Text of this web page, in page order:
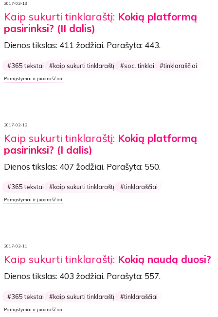
2017-02-13
Kaip sukurti tinklaraštį: Kokią platformą
pasirinksi? (II dalis)
Dienos tikslas: 411 žodžiai. Parašyta: 443.
365 tekstai kaip sukurti tinklaraštį soc. tinklai tinklaraščiai
Pamąstymai ir juodraščiai
2017-02-12
Kaip sukurti tinklaraštį: Kokią platformą
pasirinksi? (I dalis)
Dienos tikslas: 407 žodžiai. Parašyta: 550.
365 tekstai kaip sukurti tinklaraštį tinklaraščiai
Pamąstymai ir juodraščiai
2017-02-11
Kaip sukurti tinklaraštį: Kokią naudą duosi?
Dienos tikslas: 403 žodžiai. Parašyta: 557.
365 tekstai kaip sukurti tinklaraštį tinklaraščiai
Pamąstymai ir juodraščiai